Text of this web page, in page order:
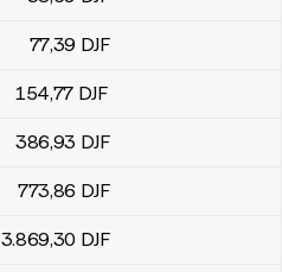
77,39 DJF
154,77 DJF
386,93 DJF
773,86 DJF
3.869,30 DJF